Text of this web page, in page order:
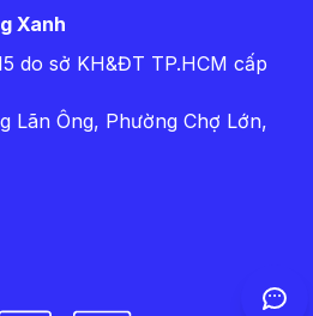
Xanh
do sở KH&ĐT TP.HCM cấp
Lãn Ông, Phường Chợ Lớn,